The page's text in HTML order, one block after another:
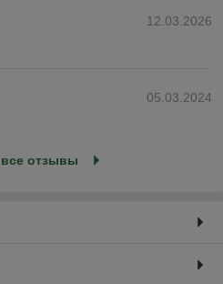
12.03.2026
05.03.2024
все отзывы